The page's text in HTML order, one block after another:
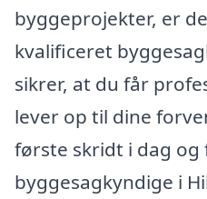
byggeprojekter, er
kvalificeret
sikrer, at du får
lever op til dine
første skridt i dag og
byggesagkyndige i